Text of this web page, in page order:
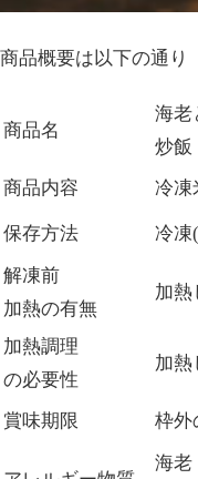
商品概要は以下の通り
商品名
海老
炒飯
商品内容
冷凍
保存方法
冷
解凍前
加熱の有無
加熱
加熱調理
の必要性
加熱
賞味期限 枠外
海老